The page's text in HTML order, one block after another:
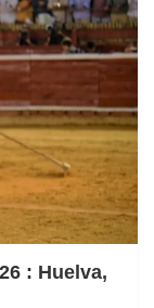
: Huelva,